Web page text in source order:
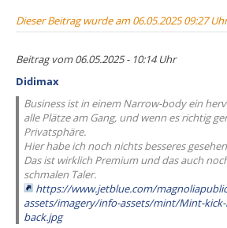
Dieser Beitrag wurde am 06.05.2025 09:27
Beitrag vom 06.05.2025 - 10:14 Uhr
Didimax
Business ist in einem Narrow-body ein
alle Plätze am Gang, und wenn es richtig
Privatsphäre.
Hier habe ich noch nichts besseres
Das ist wirklich Premium und das auch
schmalen Taler.
https://www.jetblue.com/
assets/imagery/info-assets/mint/Mint-
back.jpg